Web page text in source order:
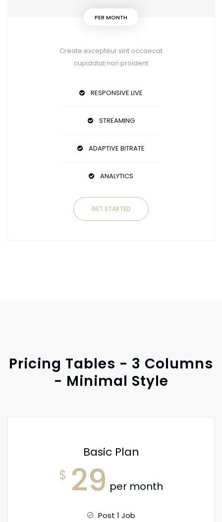
PER MONTH
Create excepteur sint occaecat
cupidatat non proident
RESPONSIVE LIVE
STREAMING
ADAPTIVE BITRATE
ANALYTICS
GET STARTED
Pricing Tables - 3 Columns
- Minimal Style
Basic Plan
$ 29 per month
Post 1 Job